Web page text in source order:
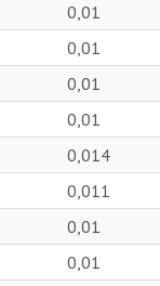
0,01
0,01
0,01
0,01
0,014
0,011
0,01
0,01